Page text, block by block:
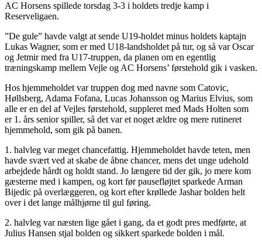
AC Horsens spillede torsdag 3-3 i holdets tredje kamp i
Reserveligaen.
”De gule” havde valgt at sende U19-holdet minus holdets kaptajn
Lukas Wagner, som er med U18-landsholdet på tur, og så var Oscar
og Jetmir med fra U17-truppen, da planen om en egentlig
træningskamp mellem Vejle og AC Horsens’ førstehold gik i vasken.
Hos hjemmeholdet var truppen dog med navne som Catovic,
Høllsberg, Adama Fofana, Lucas Johansson og Marius Elvius, som
alle er en del af Vejles førstehold, suppleret med Mads Holten som
er 1. års senior spiller, så det var et noget ældre og mere rutineret
hjemmehold, som gik på banen.
1. halvleg var meget chancefattig. Hjemmeholdet havde teten, men
havde svært ved at skabe de åbne chancer, mens det unge udehold
arbejdede hårdt og holdt stand. Jo længere tid der gik, jo mere kom
gæsterne med i kampen, og kort før pausefløjtet sparkede Arman
Bijedic på overlæggeren, og kort efter krøllede Jashar bolden helt
over i det lange målhjørne til gul føring.
2. halvleg var næsten lige gået i gang, da et godt pres medførte, at
Julius Hansen stjal bolden og sikkert sparkede bolden i mål.